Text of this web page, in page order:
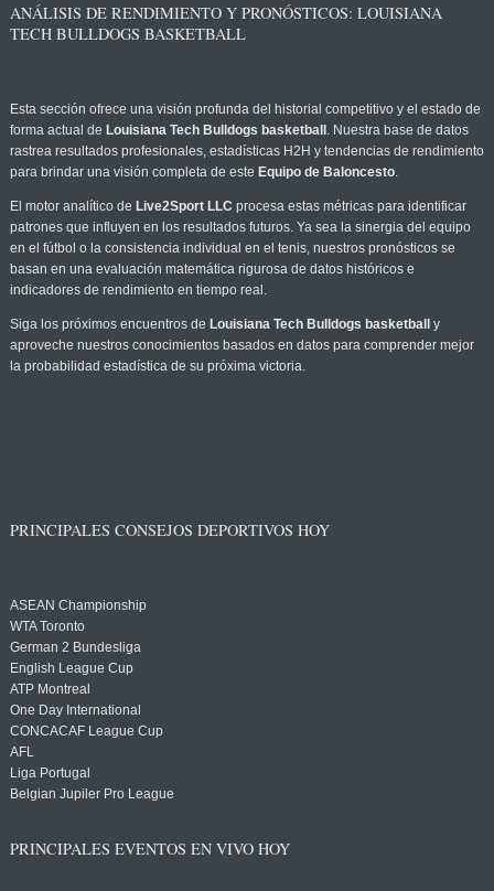
ANÁLISIS DE RENDIMIENTO Y PRONÓSTICOS: LOUISIANA
TECH BULLDOGS BASKETBALL
Esta sección ofrece una visión profunda del historial competitivo y el estado de
forma actual de Louisiana Tech Bulldogs basketball . Nuestra base de datos
rastrea resultados profesionales, estadísticas H2H y tendencias de rendimiento
para brindar una visión completa de este Equipo de Baloncesto.
El motor analítico de Live2Sport LLC procesa estas métricas para identificar
patrones que influyen en los resultados futuros. Ya sea la sinergia del equipo
en el fútbol o la consistencia individual en el tenis, nuestros pronósticos se
basan en una evaluación matemática rigurosa de datos históricos e
indicadores de rendimiento en tiempo real.
Siga los próximos encuentros de Louisiana Tech Bulldogs basketball
y
aproveche nuestros conocimientos basados en datos para comprender mejor
la probabilidad estadística de su próxima victoria.
PRINCIPALES CONSEJOS DEPORTIVOS HOY
ASEAN Championship
WTA Toronto
German 2 Bundesliga
English League Cup
ATP Montreal
One Day International
CONCACAF League Cup
AFL
Liga Portugal
Belgian Jupiler Pro League
PRINCIPALES EVENTOS EN VIVO HOY